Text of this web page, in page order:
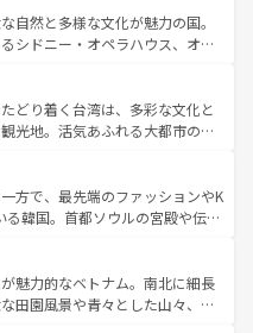
リカの各地域で異なる魅力を楽
豊かな歴史を感じることができ
新着のアメリカ
照してほしい。
るならマウイ島やカウアイ島が
ーンに輝く海をはじめ、豊かな
る人々を迎えてくれるハワイの
ードやハワイアンミュージッ
ど、すべてがハワイの魅力を彩
のハワイ情報
てほしい。
自然と多様な文化が魅力の国。
シドニー・オペラハウス、オー
そびえるウルル（エアーズロッ
原生林やケアンズの熱帯雨林な
また、カフェやワイン、オージ
実しており、サーフィンやダイ
アウトドア好きにはたまらな
な魅力を存分に味わいつくそ
どり着く台湾は、多彩な文化と
光地。活気あふれる大都市の台
ある台湾東部など、都市の喧騒
おり、訪れる人に新しい発見と
また、奥深い台湾の食文化も魅
ツなど、バラエティ豊かな料理
、新着の台湾情報は コンテンツ一覧を参
方で、最先端のファッションやK
韓国。首都ソウルの宮殿や伝統
季折々の自然美を楽しむことが
焼肉、絶品のストリートフード
が待っている。夜には、韓国な
魅力的なベトナム。南北に細長
田園風景や青々とした山々、世